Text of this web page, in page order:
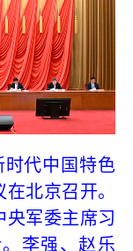
代中国特色
北京召开。
央军委主席习
李强、赵乐